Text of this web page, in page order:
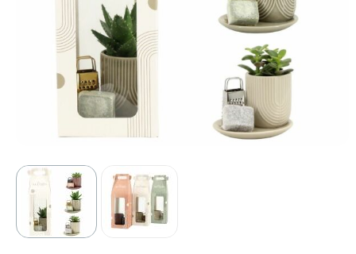
Technologie & gadgets
Home & Living